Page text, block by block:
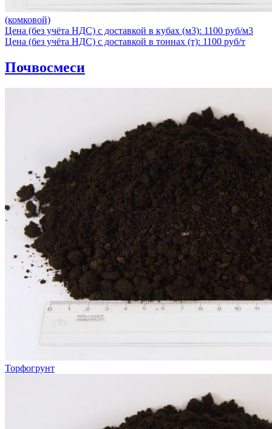
(комковой)
Цена (без учёта НДС) с доставкой в кубах (м3): 1100 руб/м3
Цена (без учёта НДС) с доставкой в тоннах (т): 1100 руб/т
Почвосмеси
Торфогрунт